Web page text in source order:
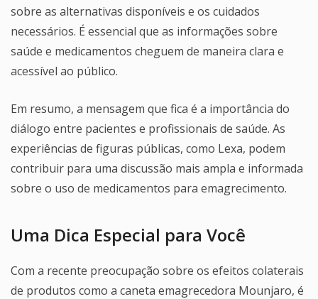
sobre as alternativas disponíveis e os cuidados
necessários. É essencial que as informações sobre
saúde e medicamentos cheguem de maneira clara e
acessível ao público.
Em resumo, a mensagem que fica é a importância do
diálogo entre pacientes e profissionais de saúde. As
experiências de figuras públicas, como Lexa, podem
contribuir para uma discussão mais ampla e informada
sobre o uso de medicamentos para emagrecimento.
Uma Dica Especial para Você
Com a recente preocupação sobre os efeitos colaterais
de produtos como a caneta emagrecedora Mounjaro, é